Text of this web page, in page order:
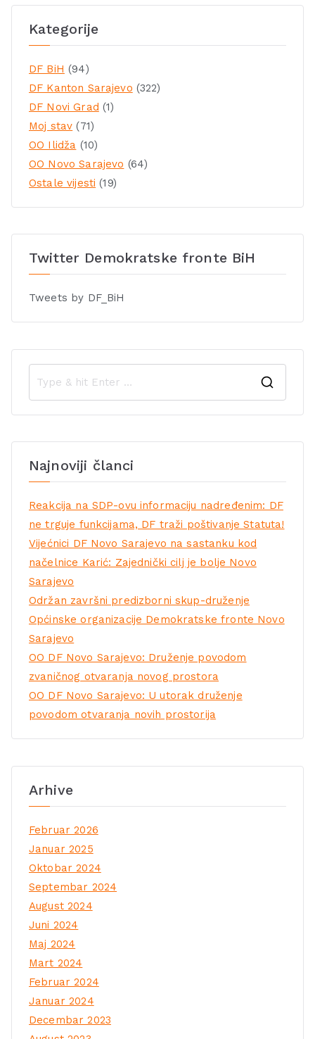
Kategorije
DF BiH (94)
DF Kanton Sarajevo (322)
DF Novi Grad (1)
Moj stav (71)
OO Ilidža (10)
OO Novo Sarajevo (64)
Ostale vijesti (19)
Twitter Demokratske fronte BiH
Tweets by DF_BiH
Najnoviji članci
Reakcija na SDP-ovu informaciju nadređenim: DF
ne trguje funkcijama, DF traži poštivanje Statuta!
Vijećnici DF Novo Sarajevo na sastanku kod
načelnice Karić: Zajednički cilj je bolje Novo
Sarajevo
Održan završni predizborni skup-druženje
Općinske organizacije Demokratske fronte Novo
Sarajevo
OO DF Novo Sarajevo: Druženje povodom
zvaničnog otvaranja novog prostora
OO DF Novo Sarajevo: U utorak druženje
povodom otvaranja novih prostorija
Arhive
Februar 2026
Januar 2025
Oktobar 2024
Septembar 2024
August 2024
Juni 2024
Maj 2024
Mart 2024
Februar 2024
Januar 2024
Decembar 2023